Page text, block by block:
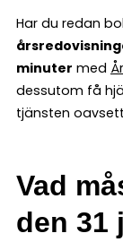
Har du redan
minuter med
dessutom få
tjänsten
Vad
den 31